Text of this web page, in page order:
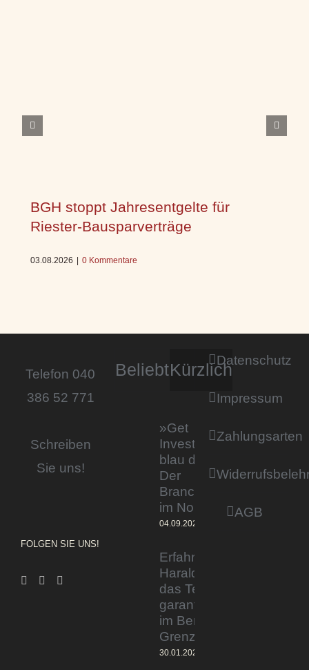
BGH stoppt Jahresentgelte für
Riester-Bausparverträge
03.08.2026 0 Kommentare
Telefon 040
386 52 771
Schreiben
Sie uns!
FOLGEN SIE UNS!
BeliebtKürzlich
»Get
Invested by
blau direkt«:
Der
Branchentag
im Norden
04.09.2023
Erfahrener Experte
Harald Wesely stärkt
das Team von
garantiertmehrnetto.de
im Bereich
Grenzgänger
30.01.2024
Datenschutz
Impressum
Zahlungsarten
AGB